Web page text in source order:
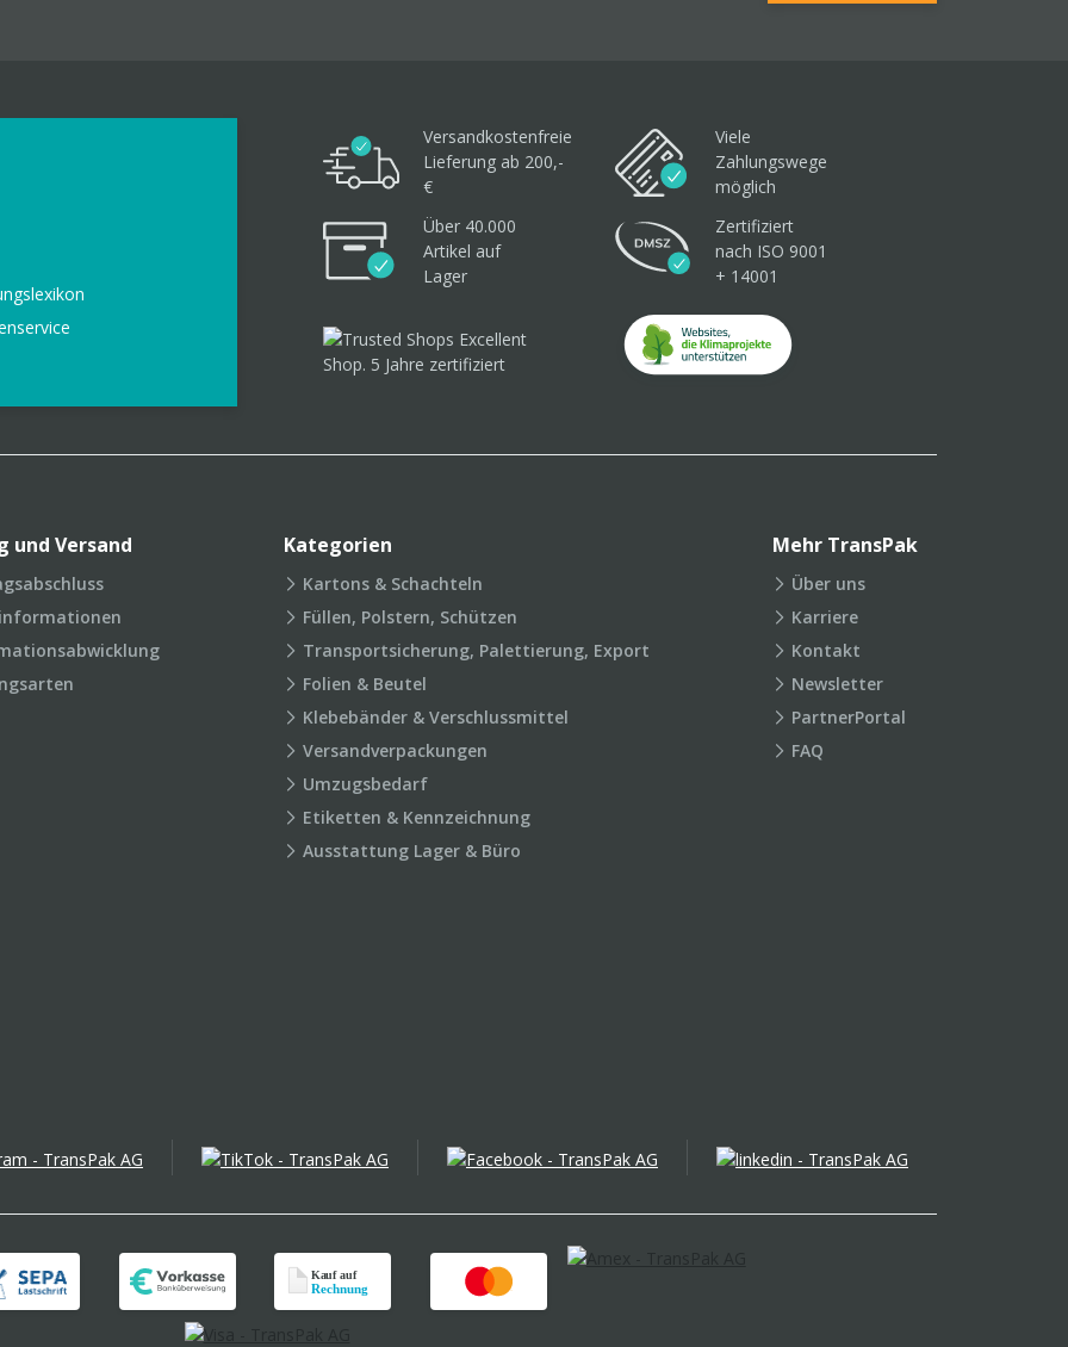
Versandkostenfreie
Lieferung ab 200,-
€
Viele
Zahlungswege
möglich
Über 40.000
Artikel auf
Lager
Zertifiziert
nach ISO 9001
+ 14001
und Versand Kategorien
Kartons & Schachteln
Füllen, Polstern, Schützen
Transportsicherung, Palettierung, Export
Folien & Beutel
Klebebänder & Verschlussmittel
Versandverpackungen
Umzugsbedarf
Etiketten & Kennzeichnung
Ausstattung Lager & Büro
Mehr TransPak
Über uns
Karriere
Kontakt
Newsletter
PartnerPortal
FAQ